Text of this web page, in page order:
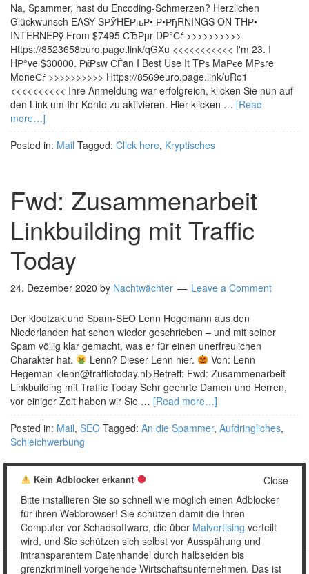
Na, Spammer, hast du Encoding-Schmerzen? Herzlichen
Glückwunsch EASY SРЎHEРњР• Р•РђRNINGS ON THР•
INTERNEРў From $7495 СЂРµr DР°Сѓ >>>>>>>>>>
Https://8523658euro.page.link/qGXu <<<<<<<<<<< I'm 23. I
HР°ve $30000. РќРѕw СЃan I Best Use It TРѕ MaРєe MРѕre
MoneСѓ >>>>>>>>>> Https://8569euro.page.link/uRo1
<<<<<<<<<< Ihre Anmeldung war erfolgreich, klicken Sie nun auf
den Link um Ihr Konto zu aktivieren. Hier klicken … [Read
more…]
Posted in: Mail Tagged: Click here, Kryptisches
Fwd: Zusammenarbeit
Linkbuilding mit Traffic
Today
24. Dezember 2020 by Nachtwächter Leave a Comment
Der klootzak und Spam-SEO Lenn Hegemann aus den
Niederlanden hat schon wieder geschrieben – und mit seiner
Spam völlig klar gemacht, was er für einen unerfreulichen
Charakter hat.
Lenn? Dieser Lenn hier.
Von: Lenn
Hegeman <lenn@traffictoday.nl>Betreff: Fwd: Zusammenarbeit
Linkbuilding mit Traffic Today Sehr geehrte Damen und Herren,
vor einiger Zeit haben wir Sie … [Read more…]
Posted in: Mail, SEO Tagged: An die Spammer, Aufdringliches,
Schleichwerbung
1 2 … 5 Weiter »
Close
Kein Adblocker erkannt
Bitte installieren Sie so schnell wie möglich einen Adblocker
für ihren Webbrowser! Sie schützen damit die Ihren
Computer vor Schadsoftware, die über Malvertising verteilt
wird, und Sie schützen sich selbst vor Ausspähung und
intransparentem Datenhandel durch halbseiden bis
grenzkriminell vorgehende Wirtschaftsunternehmen. Das ist